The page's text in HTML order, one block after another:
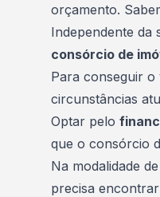
orçamento.
Independente da
consórcio de
Para conseguir
circunstâncias
Optar pelo
que o consórcio
Na modalidade
precisa